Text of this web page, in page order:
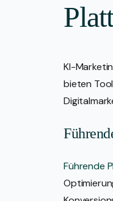
KI-
bieten
Führende